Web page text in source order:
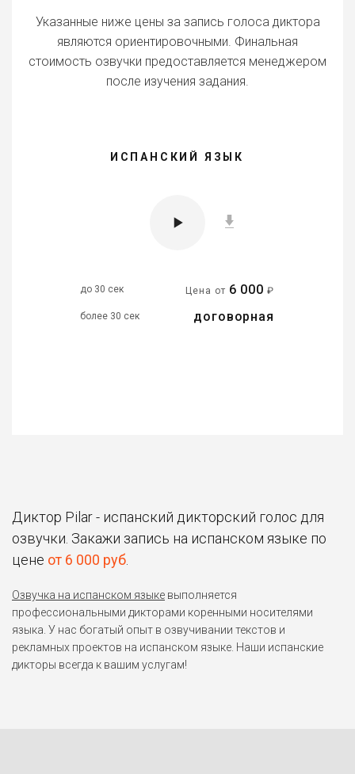
Указанные ниже цены за запись голоса диктора
являются ориентировочными. Финальная
стоимость озвучки предоставляется менеджером
после изучения задания.
ИСПАНСКИЙ ЯЗЫК
до 30 сек Цена от 6 000 ₽
более 30 сек договорная
Диктор Pilar - испанский дикторский голос для
озвучки. Закажи запись на испанском языке по
цене от 6 000 руб
Озвучка на испанском языке выполняется
профессиональными дикторами коренными носителями
языка. У нас богатый опыт в озвучивании текстов и
рекламных проектов на испанском языке. Наши испанские
дикторы всегда к вашим услугам!